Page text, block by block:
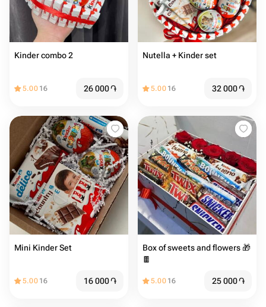
Kinder combo 2
5.00 16 26 000֏
Nutella + Kinder set
5.00 16 32 000֏
Mini Kinder Set
5.00 16 16 000֏
Box of sweets and flowers 🎁
🍫
5.00 16 25 000֏